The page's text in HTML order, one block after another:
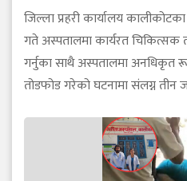
जिल्ला प्रहरी कार्यालय
गते अस्पतालमा कार्यरत चिकित्सक
गर्नुका साथै अस्पतालमा अनधिकृत
तोडफोड गरेको घटनामा संलग्न तीन